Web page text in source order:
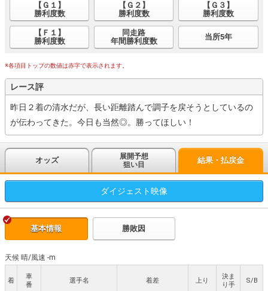
【Ｇ１】
勝利度数
【Ｇ２】
勝利度数
【Ｇ３】
勝利度数
【Ｆ１】
勝利度数
同走路
年間勝利度数
当所5年
※各項目トップの数値は赤字で表示されます。
レース評
昨日２着の清水だが、長い距離踏んで調子を戻そうとしているの
が伝わってきた。今日も当然◎。勝ってほしい！
オッズ
展開予想
狙い目
結果・払戻金
ダイジェスト映像
基本情報 勝敗因
天候 晴/風速 -m
着
車
番
選手名 着差 上り
決ま
り手
S/B